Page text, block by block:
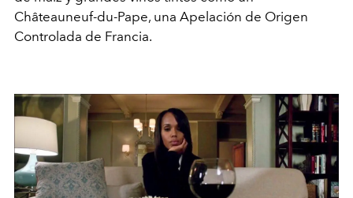
Châteauneuf-du-Pape, una Apelación de Origen
Controlada de Francia.